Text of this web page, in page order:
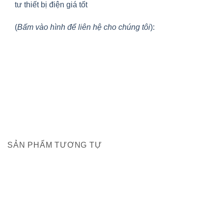
tư thiết bị điện giá tốt
(Bấm vào hình để liên hệ cho chúng tôi):
SẢN PHẨM TƯƠNG TỰ